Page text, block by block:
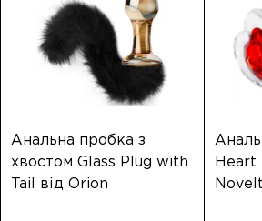
Анальна пробка з
хвостом Glass Plug with
Tail від Orion
Heart